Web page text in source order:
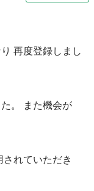
再度登録しまし
。 また機会が
れていただき